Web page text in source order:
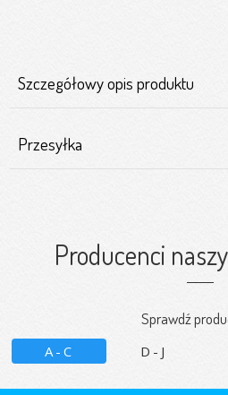
Szczegółowy opis produktu
Przesyłka
Producenci
Sprawdź
A-C D-J